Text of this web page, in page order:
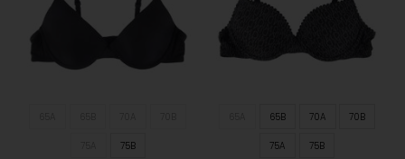
75B
65B 70A 70B
75A 75B